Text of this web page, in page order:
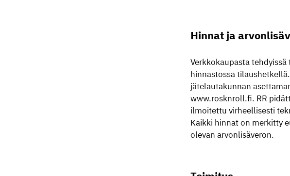
Hinnat ja
Verkkokaupasta
hinnastossa
jätelautakunnan
www.rosknroll.fi. RR
ilmoitettu virheellisesti
Kaikki hinnat on merkitty
olevan arvonlisäveron.